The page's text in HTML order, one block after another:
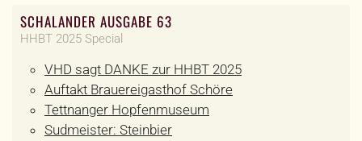
SCHALANDER AUSGABE 63
HHBT 2025 Special
VHD sagt DANKE zur HHBT 2025
Auftakt Brauereigasthof Schöre
Tettnanger Hopfenmuseum
Sudmeister: Steinbier